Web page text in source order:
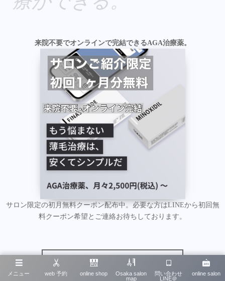
来院不要でオンラインで完結できるAGA治療薬。
サロン限定の初月無料クーポン配布中。必要な方はLINEから初回無
料クーポン希望とご連絡お待ちしております。
初回月無料でお試しはこちら
メニュー web 予約 online shop
Osaka salon
map
問い合わせ
LINE＠
online salon